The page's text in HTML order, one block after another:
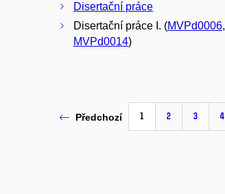
Disertační práce
Disertační práce I. (MVPd0006,
MVPd0014)
Předchozí 1 2 3 4